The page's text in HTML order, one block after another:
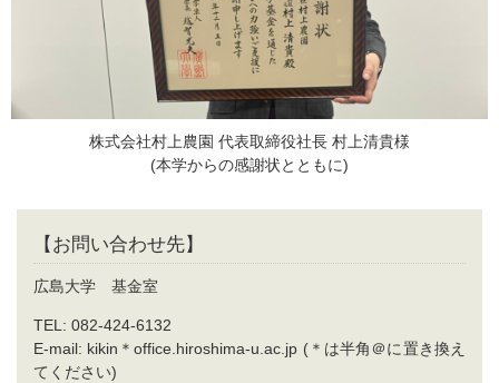
株式会社村上農園 代表取締役社長 村上清貴様
(本学からの感謝状とともに)
【お問い合わせ先】
広島大学 基金室
TEL: 082-424-6132
E-mail: kikin＊office.hiroshima-u.ac.jp (＊は半角＠に置き換え
てください)